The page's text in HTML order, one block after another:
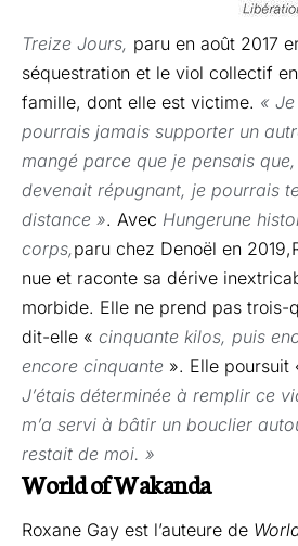
Treize Jours, paru en août 2017
séquestration et le viol collectif
famille, dont elle est victime. «
pourrais jamais supporter un
mangé parce que je pensais
devenait répugnant, je pourrais
distance ». Avec Hungerune
corps,paru chez Denoël en
nue et raconte sa dérive
morbide. Elle ne prend pas trois-
dit-elle « cinquante kilos, puis
encore cinquante ». Elle poursuit
J’étais déterminée à remplir ce
m’a servi à bâtir un bouclier
restait de moi. »
World of Wakanda
Roxane Gay est l’auteure de